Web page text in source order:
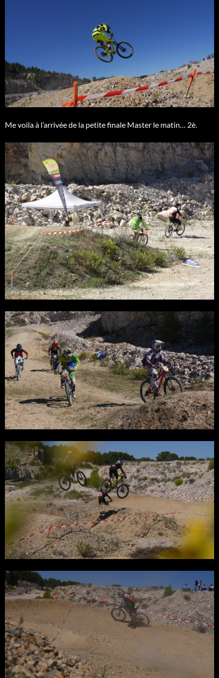
Me voila à l’arrivée de la petite finale Master le matin… 2è.